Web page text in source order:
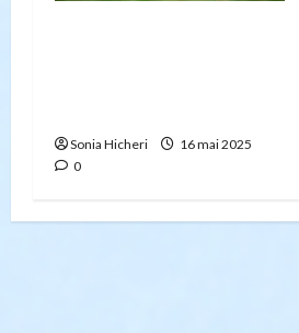
Sonia Hicheri
16 mai 2025
0